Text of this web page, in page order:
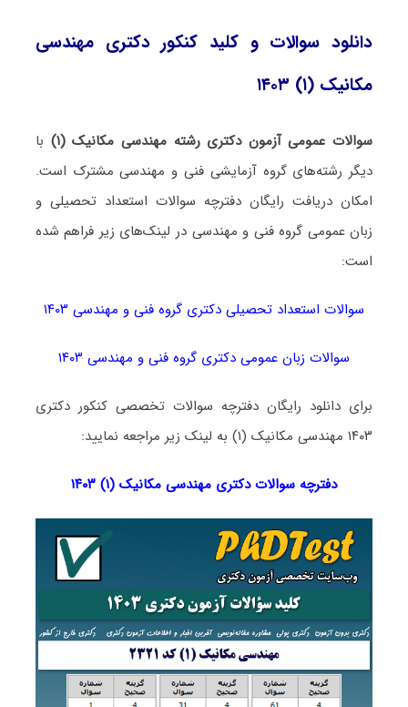
دانلود سوالات و کلید کنکور دکتری مهندسی
مکانیک (۱) ۱۴۰۳
سوالات عمومی آزمون دکتری رشته مهندسی مکانیک (۱)
با
دیگر رشته‌های گروه آزمایشی فنی و مهندسی مشترک است.
امکان دریافت رایگان دفترچه سوالات استعداد تحصیلی و
زبان عمومی گروه فنی و مهندسی در لینک‌های زیر فراهم شده
است:
سوالات استعداد تحصیلی دکتری گروه فنی و مهندسی ۱۴۰۳
سوالات زبان عمومی دکتری گروه فنی و مهندسی ۱۴۰۳
برای دانلود رایگان دفترچه سوالات تخصصی کنکور دکتری
۱۴۰۳ مهندسی مکانیک (۱) به لینک زیر مراجعه نمایید:
دفترچه سوالات دکتری مهندسی مکانیک (۱) ۱۴۰۳